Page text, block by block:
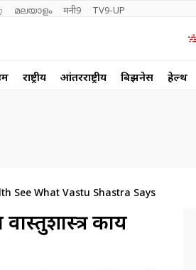
മലയാളം मनी9 TV9-UP
राष्ट्रीय आंतरराष्ट्रीय बिझनेस हेल्थ
See What Vastu Shastra Says
काय